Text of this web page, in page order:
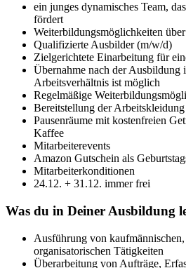
ein junges dynamisches Team,
fördert
Weiterbildungsmöglichkeiten
Qualifizierte Ausbilder (m/w/d)
Zielgerichtete Einarbeitung für
Übernahme nach der Ausbildung
Arbeitsverhältnis ist möglich
Regelmäßige
Bereitstellung der Arbeitskleidung
Pausenräume mit kostenfreien
Kaffee
Mitarbeiterevents
Amazon Gutschein als
Mitarbeiterkonditionen
24.12. + 31.12. immer frei
Was du in Deiner Ausbildung
Ausführung von
organisatorischen Tätigkeiten
Überarbeitung von Aufträge,